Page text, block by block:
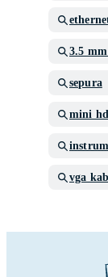
3.5
sepura
mini
vga